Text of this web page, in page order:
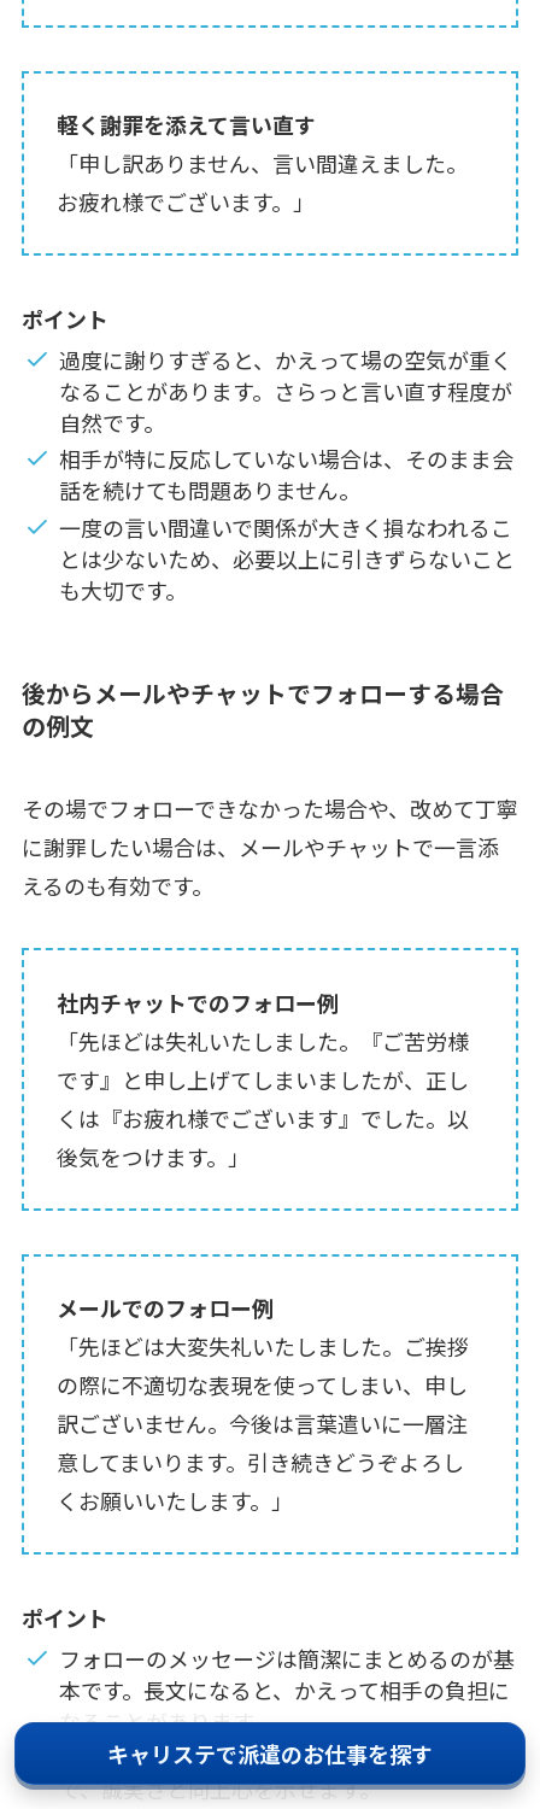
軽く謝罪を添えて言い直す
「申し訳ありません、言い間違えました。
お疲れ様でございます。」
ポイント
過度に謝りすぎると、かえって場の空気が重く
なることがあります。さらっと言い直す程度が
自然です。
相手が特に反応していない場合は、そのまま会
話を続けても問題ありません。
一度の言い間違いで関係が大きく損なわれるこ
とは少ないため、必要以上に引きずらないこと
も大切です。
後からメールやチャットでフォローする場合
の例文
その場でフォローできなかった場合や、改めて丁寧
に謝罪したい場合は、メールやチャットで一言添
えるのも有効です。
社内チャットでのフォロー例
「先ほどは失礼いたしました。『ご苦労様
です』と申し上げてしまいましたが、正し
くは『お疲れ様でございます』でした。以
後気をつけます。」
メールでのフォロー例
「先ほどは大変失礼いたしました。ご挨拶
の際に不適切な表現を使ってしまい、申し
訳ございません。今後は言葉遣いに一層注
意してまいります。引き続きどうぞよろし
くお願いいたします。」
ポイント
フォローのメッセージは簡潔にまとめるのが基
本です。長文になると、かえって相手の負担に
なることがあります。
「以後気をつけます」という一言を添えること
で、誠実さと向上心を示せます。
キャリステで派遣のお仕事を探す